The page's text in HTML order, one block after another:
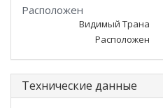
Расположен
Видимый Трана
Расположен
Технические данные